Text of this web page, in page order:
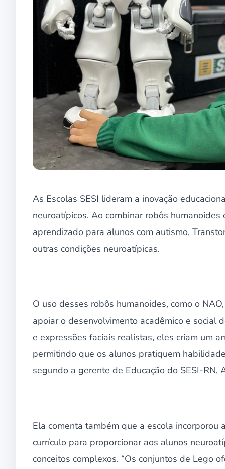
As Escolas SESI lideram a inovação
neuroatípicos. Ao combinar robôs
aprendizado para alunos com autismo,
outras condições neuroatípicas.
O uso desses robôs humanoides, como o
apoiar o desenvolvimento acadêmico e social
e expressões faciais realistas, eles criam um
permitindo que os alunos pratiquem
segundo a gerente de Educação do SESI-RN,
Ela comenta também que a escola
currículo para proporcionar aos alunos
conceitos complexos. “Os conjuntos de Lego